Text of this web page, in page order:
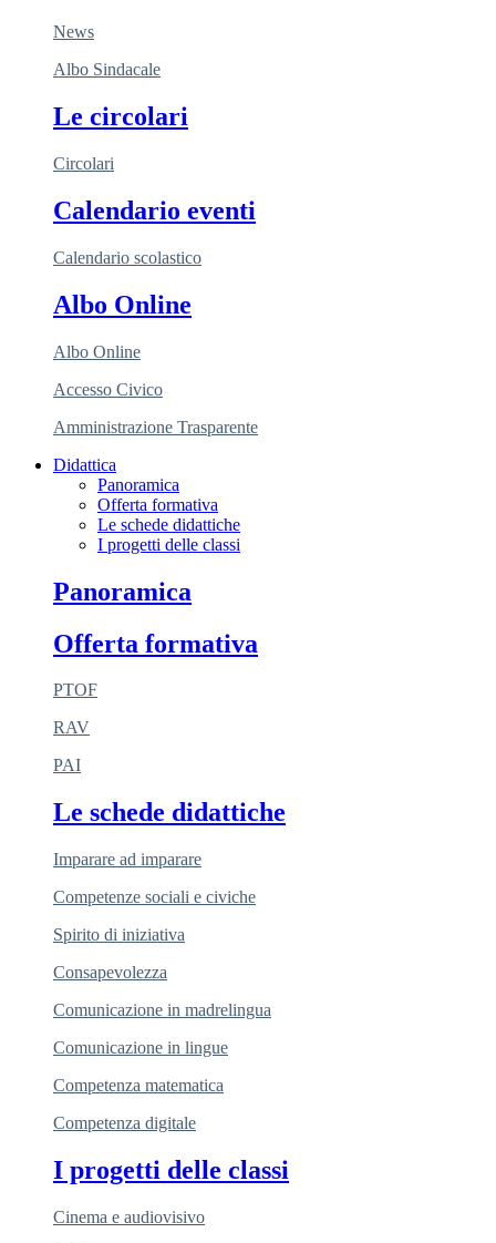
News
Albo Sindacale
Le circolari
Circolari
Calendario eventi
Calendario scolastico
Albo Online
Albo Online
Accesso Civico
Amministrazione Trasparente
Didattica
Panoramica
Offerta formativa
Le schede didattiche
I progetti delle classi
Panoramica
Offerta formativa
PTOF
RAV
PAI
Le schede didattiche
Imparare ad imparare
Competenze sociali e civiche
Spirito di iniziativa
Consapevolezza
Comunicazione in madrelingua
Comunicazione in lingue
Competenza matematica
Competenza digitale
I progetti delle classi
Cinema e audiovisivo